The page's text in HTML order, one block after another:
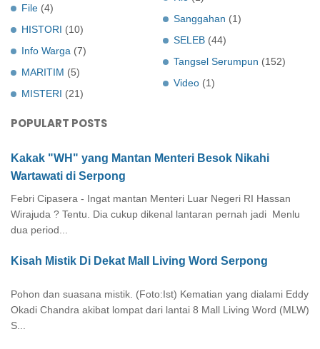
File (4)
HISTORI (10)
Info Warga (7)
MARITIM (5)
MISTERI (21)
Sanggahan (1)
SELEB (44)
Tangsel Serumpun (152)
Video (1)
POPULART POSTS
Kakak "WH" yang Mantan Menteri Besok Nikahi
Wartawati di Serpong
Febri Cipasera - Ingat mantan Menteri Luar Negeri RI Hassan
Wirajuda ? Tentu. Dia cukup dikenal lantaran pernah jadi Menlu
dua period...
Kisah Mistik Di Dekat Mall Living Word Serpong
Pohon dan suasana mistik. (Foto:Ist) Kematian yang dialami Eddy
Okadi Chandra akibat lompat dari lantai 8 Mall Living Word (MLW)
S...